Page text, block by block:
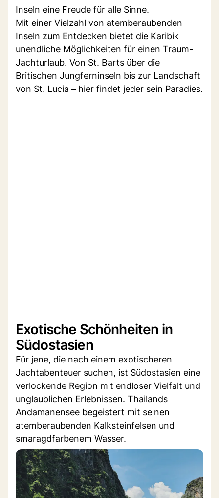
Inseln eine Freude für alle Sinne.
Mit einer Vielzahl von atemberaubenden
Inseln zum Entdecken bietet die Karibik
unendliche Möglichkeiten für einen Traum-
Jachturlaub. Von St. Barts über die
Britischen Jungferninseln bis zur Landschaft
von St. Lucia – hier findet jeder sein Paradies.
Exotische Schönheiten in
Südostasien
Für jene, die nach einem exotischeren
Jachtabenteuer suchen, ist Südostasien eine
verlockende Region mit endloser Vielfalt und
unglaublichen Erlebnissen. Thailands
Andamanensee begeistert mit seinen
atemberaubenden Kalksteinfelsen und
smaragdfarbenem Wasser.